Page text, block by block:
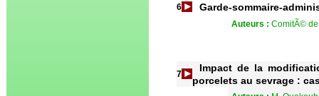
6 Garde-sommaire-
Auteurs : ComitÃ©
7
Impact de la
porcelets au sevrage :